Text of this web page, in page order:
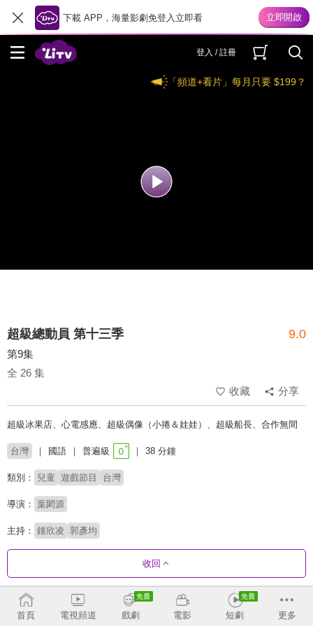
下載 APP，海量影劇免登入立即看
登入 / 註冊
「頻道+看片」每月只要 $199？
超級總動員 第十三季 9.0
第9集
全 26 集
收藏
分享
超級冰果店、心電感應、超級偶像（小捲＆娃娃）、超級船長、合作無間
台灣 國語 普遍級 38 分鐘
類別： 兒童 遊戲節目 台灣
導演： 葉閎源
主持： 鍾欣凌 郭彥均
收回
劇集列表
首頁 電視頻道 戲劇 電影 短劇 更多